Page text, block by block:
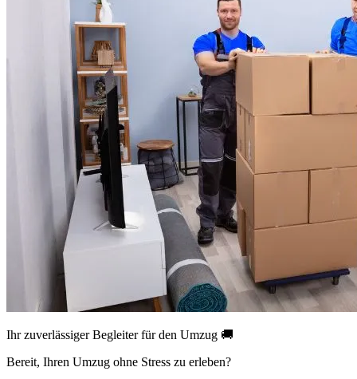
Ihr zuverlässiger Begleiter für den Umzug 🚚
Bereit, Ihren Umzug ohne Stress zu erleben?